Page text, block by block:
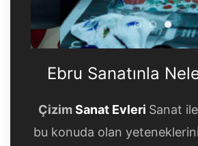
EbruEbru
Ebru Sanatınla
ÇizimSanat Evleri Sanat
bu konuda olan